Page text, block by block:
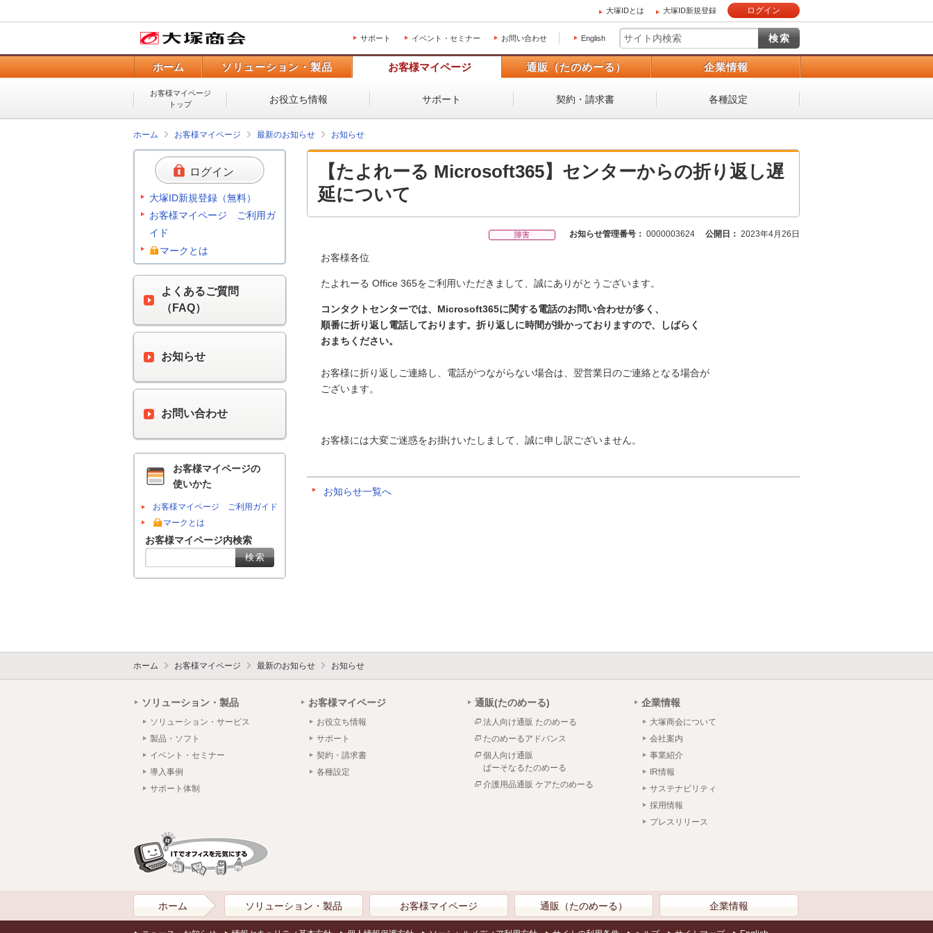
大塚IDとは 大塚ID新規登録 ログイン
サポート イベント・セミナー お問い合わせ English
ホーム ソリューション・製品 お客様マイページ 通販（たのめーる） 企業情報
お客様マイページ
トップ
お役立ち情報 サポート 契約・請求書 各種設定
ホーム お客様マイページ 最新のお知らせ お知らせ
【たよれーる Microsoft365】センターからの折り返し遅
延について
障害 お知らせ管理番号： 0000003624 公開日： 2023年4月26日
お客様各位
たよれーる Office 365をご利用いただきまして、誠にありがとうございます。
コンタクトセンターでは、Microsoft365に関する電話のお問い合わせが多く、
順番に折り返し電話しております。折り返しに時間が掛かっておりますので、しばらく
おまちください。
お客様に折り返しご連絡し、電話がつながらない場合は、翌営業日のご連絡となる場合が
ございます。
お客様には大変ご迷惑をお掛けいたしまして、誠に申し訳ございません。
お知らせ一覧へ
ログイン
大塚ID新規登録（無料）
お客様マイページ ご利用ガ
イド
マークとは
よくあるご質問
（FAQ）
お知らせ
お問い合わせ
お客様マイページの
使いかた
お客様マイページ ご利用ガイド
マークとは
お客様マイページ内検索
ホーム お客様マイページ 最新のお知らせ お知らせ
ソリューション・製品
ソリューション・サービス
製品・ソフト
イベント・セミナー
導入事例
サポート体制
お客様マイページ
お役立ち情報
サポート
契約・請求書
各種設定
通販(たのめーる)
法人向け通販 たのめーる
たのめーるアドバンス
個人向け通販
ぱーそなるたのめーる
介護用品通販 ケアたのめーる
企業情報
大塚商会について
会社案内
事業紹介
IR情報
サステナビリティ
採用情報
プレスリリース
ホーム ソリューション・製品 お客様マイページ 通販（たのめーる） 企業情報